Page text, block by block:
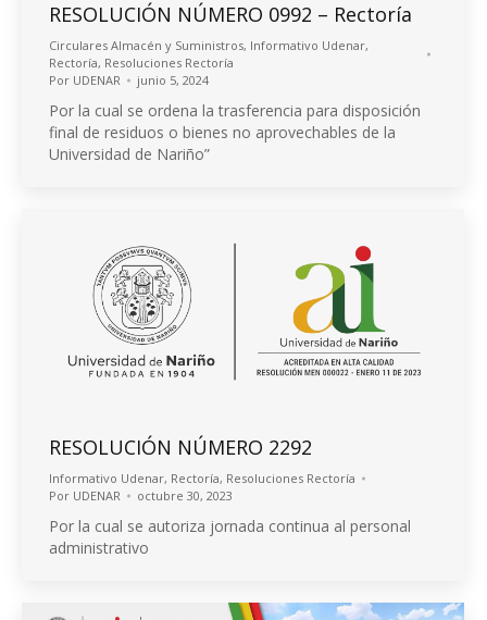
RESOLUCIÓN NÚMERO 0992 – Rectoría
Circulares Almacén y Suministros, Informativo Udenar,
Rectoría, Resoluciones Rectoría
Por UDENAR junio 5, 2024
Por la cual se ordena la trasferencia para disposición
final de residuos o bienes no aprovechables de la
Universidad de Nariño”
RESOLUCIÓN NÚMERO 2292
Informativo Udenar, Rectoría, Resoluciones Rectoría
Por UDENAR octubre 30, 2023
Por la cual se autoriza jornada continua al personal
administrativo